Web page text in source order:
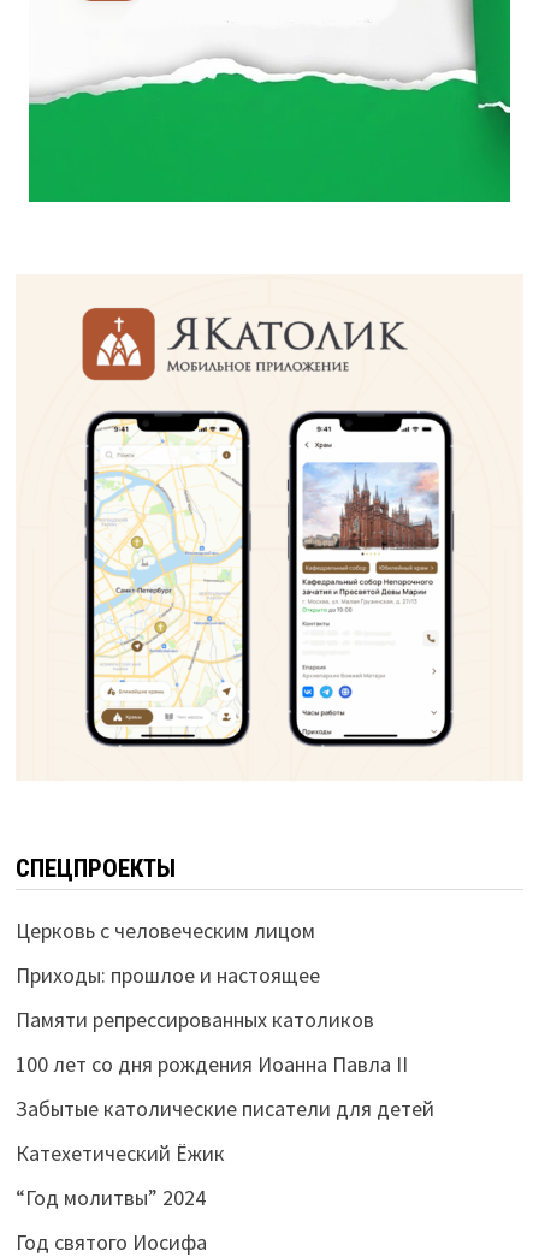
СПЕЦПРОЕКТЫ
Церковь с человеческим лицом
Приходы: прошлое и настоящее
Памяти репрессированных католиков
100 лет со дня рождения Иоанна Павла II
Забытые католические писатели для детей
Катехетический Ёжик
“Год молитвы” 2024
Год святого Иосифа